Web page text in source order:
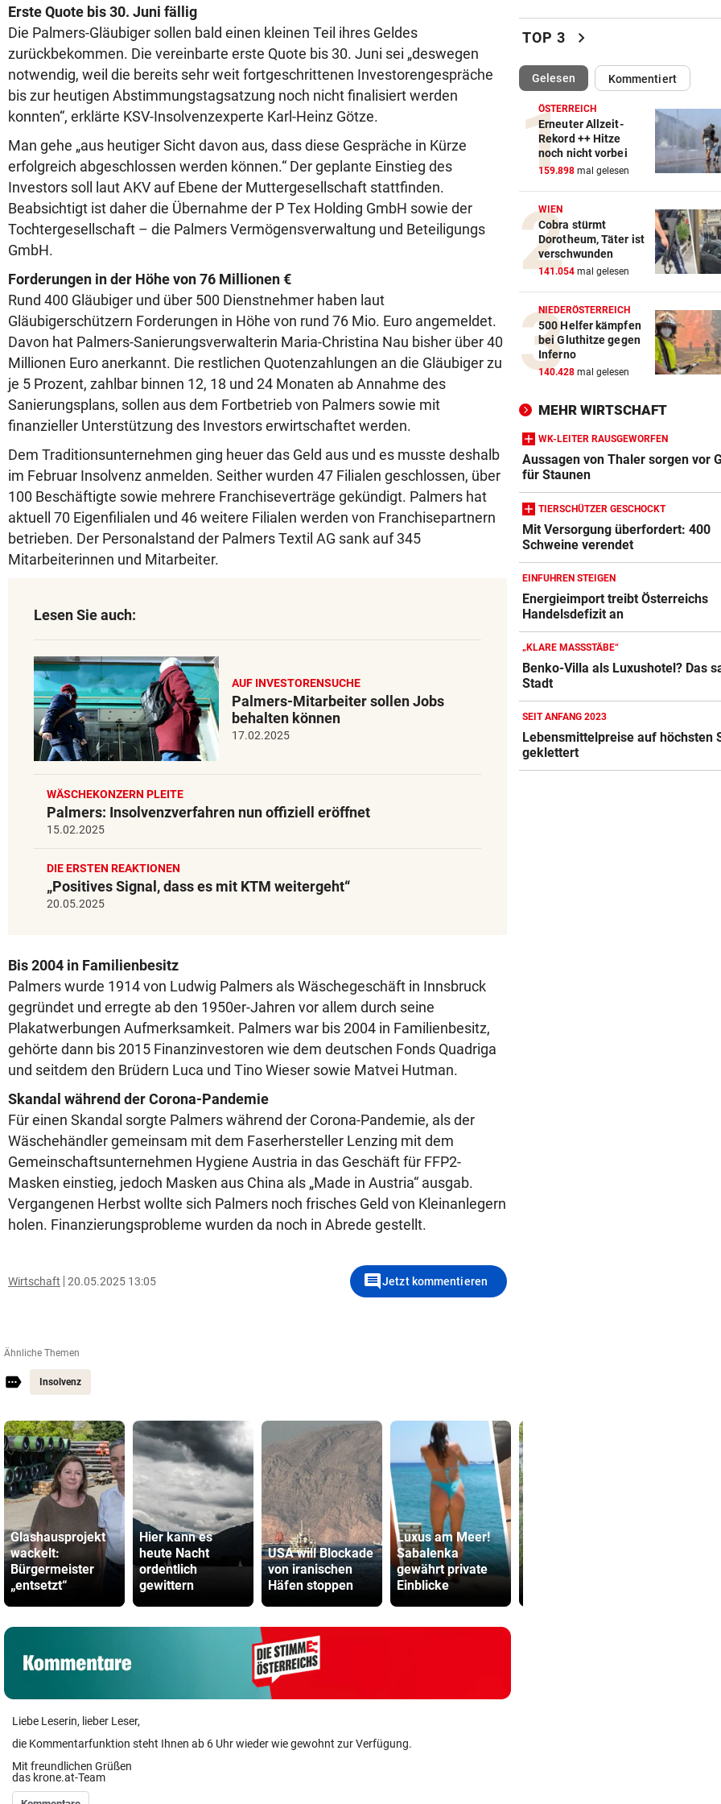
Erste Quote bis 30. Juni fällig
Die Palmers-Gläubiger sollen bald einen kleinen Teil ihres Geldes
zurückbekommen. Die vereinbarte erste Quote bis 30. Juni sei „deswegen
notwendig, weil die bereits sehr weit fortgeschrittenen Investorengespräche
bis zur heutigen Abstimmungstagsatzung noch nicht finalisiert werden
konnten“, erklärte KSV-Insolvenzexperte Karl-Heinz Götze.
Man gehe „aus heutiger Sicht davon aus, dass diese Gespräche in Kürze
erfolgreich abgeschlossen werden können.“ Der geplante Einstieg des
Investors soll laut AKV auf Ebene der Muttergesellschaft stattfinden.
Beabsichtigt ist daher die Übernahme der P Tex Holding GmbH sowie der
Tochtergesellschaft – die Palmers Vermögensverwaltung und Beteiligungs
GmbH.
Forderungen in der Höhe von 76 Millionen €
Rund 400 Gläubiger und über 500 Dienstnehmer haben laut
Gläubigerschützern Forderungen in Höhe von rund 76 Mio. Euro angemeldet.
Davon hat Palmers-Sanierungsverwalterin Maria-Christina Nau bisher über 40
Millionen Euro anerkannt. Die restlichen Quotenzahlungen an die Gläubiger zu
je 5 Prozent, zahlbar binnen 12, 18 und 24 Monaten ab Annahme des
Sanierungsplans, sollen aus dem Fortbetrieb von Palmers sowie mit
finanzieller Unterstützung des Investors erwirtschaftet werden.
Dem Traditionsunternehmen ging heuer das Geld aus und es musste deshalb
im Februar Insolvenz anmelden. Seither wurden 47 Filialen geschlossen, über
100 Beschäftigte sowie mehrere Franchiseverträge gekündigt. Palmers hat
aktuell 70 Eigenfilialen und 46 weitere Filialen werden von Franchisepartnern
betrieben. Der Personalstand der Palmers Textil AG sank auf 345
Mitarbeiterinnen und Mitarbeiter.
Lesen Sie auch:
AUF INVESTORENSUCHE
Palmers-Mitarbeiter sollen Jobs
behalten können
17.02.2025
WÄSCHEKONZERN PLEITE
Palmers: Insolvenzverfahren nun offiziell eröffnet
15.02.2025
DIE ERSTEN REAKTIONEN
„Positives Signal, dass es mit KTM weitergeht“
20.05.2025
Bis 2004 in Familienbesitz
Palmers wurde 1914 von Ludwig Palmers als Wäschegeschäft in Innsbruck
gegründet und erregte ab den 1950er-Jahren vor allem durch seine
Plakatwerbungen Aufmerksamkeit. Palmers war bis 2004 in Familienbesitz,
gehörte dann bis 2015 Finanzinvestoren wie dem deutschen Fonds Quadriga
und seitdem den Brüdern Luca und Tino Wieser sowie Matvei Hutman.
Skandal während der Corona-Pandemie
Für einen Skandal sorgte Palmers während der Corona-Pandemie, als der
Wäschehändler gemeinsam mit dem Faserhersteller Lenzing mit dem
Gemeinschaftsunternehmen Hygiene Austria in das Geschäft für FFP2-
Masken einstieg, jedoch Masken aus China als „Made in Austria“ ausgab.
Vergangenen Herbst wollte sich Palmers noch frisches Geld von Kleinanlegern
holen. Finanzierungsprobleme wurden da noch in Abrede gestellt.
Wirtschaft 20.05.2025 13:05 commentJetzt kommentieren
Ähnliche Themen
Insolvenz
Glashausprojekt
wackelt:
Bürgermeister
„entsetzt“
Hier kann es
heute Nacht
ordentlich
gewittern
USA will Blockade
von iranischen
Häfen stoppen
Luxus am Meer!
Sabalenka
gewährt private
Einblicke
Liebe Leserin, lieber Leser,
die Kommentarfunktion steht Ihnen ab 6 Uhr wieder wie gewohnt zur Verfügung.
Mit freundlichen Grüßen
das krone.at-Team
Luxus am Meer! Sabalenka
gewährt private Einblicke
„IHR SEID DER HAMMER!“
Feuerwehr befreite Kalb aus
misslicher Lage
FUSSBALL-FANS FEIERN vor
Hochgefühle dank
LIEFERING VERLIERT vor
Enttäuschende Zweitliga-
Rückkehr nach Grödig
2. LIGA – 2. RUNDE vor
Fehlstart komplett! Nächste
für St. Pölten
WANDERER AUSGEFLOGEN vor
Dramatik im Valser Tal
IN GREENSBORO
Straka verpasst bei PGA-
den Cut vorzeitig
SCHRIEB WM-GESCHICHTE
Bayern kassiert Millionen –
TOP 3 chevron_right
Gelesen(ausgewählt)Kommentiert
ÖSTERREICH
Erneuter Allzeit-
Rekord ++ Hitze
noch nicht vorbei
159.898 mal gelesen
WIEN
Cobra stürmt
Dorotheum, Täter ist
verschwunden
141.054 mal gelesen
NIEDERÖSTERREICH
500 Helfer kämpfen
bei Gluthitze gegen
Inferno
140.428 mal gelesen
MEHR WIRTSCHAFT
WK-LEITER RAUSGEWORFEN
Aussagen von Thaler sorgen vor
für Staunen
TIERSCHÜTZER GESCHOCKT
Mit Versorgung überfordert: 400
Schweine verendet
EINFUHREN STEIGEN
Energieimport treibt Österreichs
Handelsdefizit an
„KLARE MASSSTÄBE“
Benko-Villa als Luxushotel? Das
Stadt
SEIT ANFANG 2023
Lebensmittelpreise auf höchsten
geklettert